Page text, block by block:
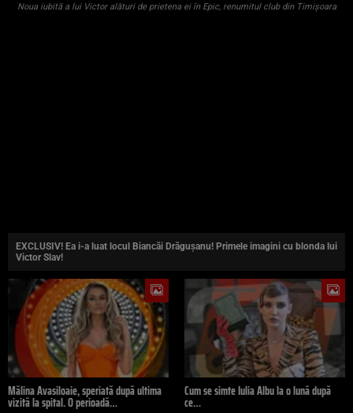
Noua iubită a lui Victor alături de prietena ei în Epic, renumitul club din Timișoara
EXCLUSIV! Ea i-a luat locul Biancăi Drăguşanu! Primele imagini cu blonda lui
Victor Slav!
Mălina Avasiloaie, speriată după ultima
vizită la spital. O perioadă…
Cum se simte Iulia Albu la o lună după
ce…